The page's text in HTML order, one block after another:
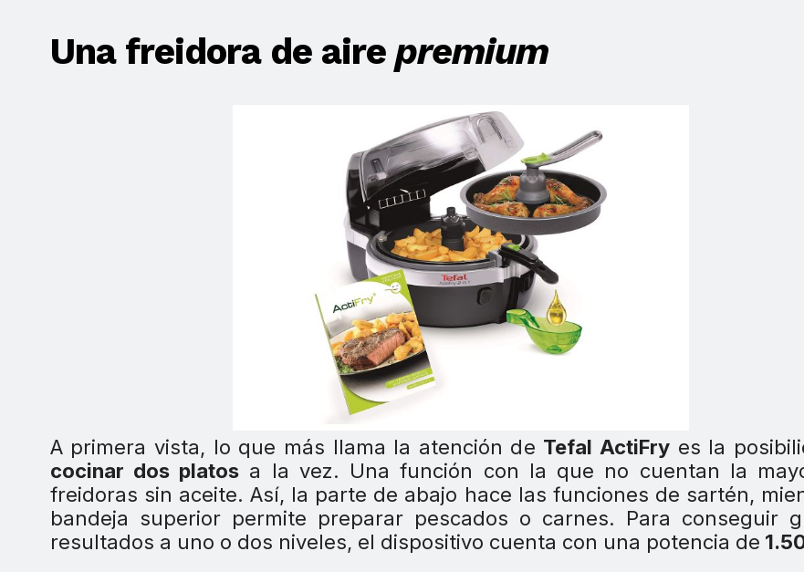
Una freidora de aire premium
A primera vista, lo que más llama la atención de Tefal ActiFryes la
cocinar dos platos a la vez. Una función con la que no cuentan la
freidoras sin aceite. Así, la parte de abajo hace las funciones de sartén,
bandeja superior permite preparar pescados o carnes. Para conseguir
resultados a uno o dos niveles, el dispositivo cuenta con una potencia de